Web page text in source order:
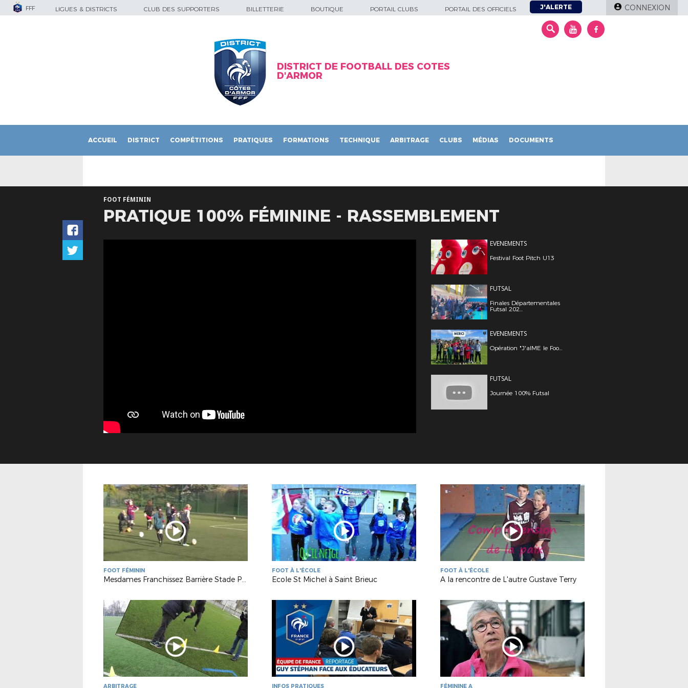
FFF LIGUES & DISTRICTS CLUB DES SUPPORTERS BILLETTERIE BOUTIQUE PORTAIL CLUBS PORTAIL DES OFFICIELS J'ALERTE CONNEXION
DISTRICT DE FOOTBALL DES COTES
D'ARMOR
ACCUEIL DISTRICT COMPÉTITIONS PRATIQUES FORMATIONS TECHNIQUE ARBITRAGE CLUBS MÉDIAS DOCUMENTS
FOOT FÉMININ
PRATIQUE 100% FÉMININE - RASSEMBLEMENT
EVENEMENTS
Festival Foot Pitch U13
FUTSAL
Finales Départementales
Futsal 202...
EVENEMENTS
Opération "J'aIME le Foo...
FUTSAL
Journée 100% Futsal
FOOT FÉMININ
Mesdames Franchissez Barrière Stade Pleudihennais
FOOT À L'ÉCOLE
Ecole St Michel à Saint Brieuc
FOOT À L'ÉCOLE
A la rencontre de L'autre Gustave Terry
ARBITRAGE INFOS PRATIQUES FÉMININE A